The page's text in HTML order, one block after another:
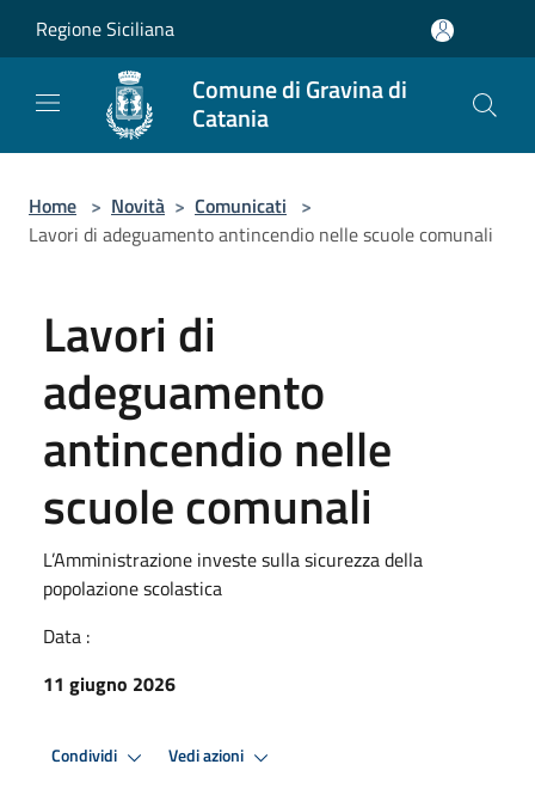
Regione Siciliana
Comune di Gravina di
Catania
Home > Novità > Comunicati >
Lavori di adeguamento antincendio nelle scuole comunali
Lavori di
adeguamento
antincendio nelle
scuole comunali
L’Amministrazione investe sulla sicurezza della
popolazione scolastica
Data :
11 giugno 2026
Condividi Vedi azioni